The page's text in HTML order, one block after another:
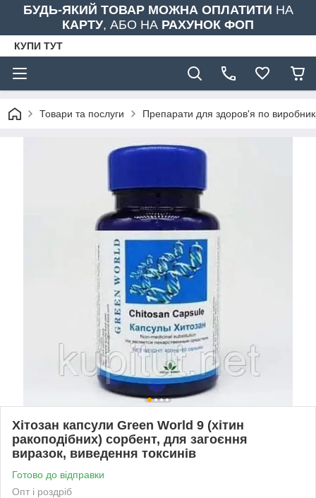
БУДЬ-ЯКИЙ ТОВАР МОЖНА ОПЛАТИТИ НА
КАРТУ, АБО НА РАХУНОК ФОП
КУПИ ТУТ
Товари та послуги Препарати для здоров'я по
Хітозан капсули Green World 9 (хітин
ракоподібних) сорбент, для загоєння
виразок, виведення токсинів
Готово до відправки
Опт і роздріб